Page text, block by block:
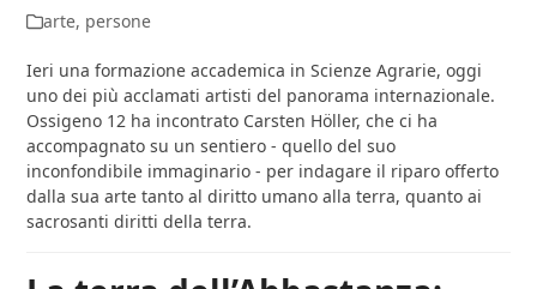
arte, persone
Ieri una formazione accademica in Scienze Agrarie, oggi
uno dei più acclamati artisti del panorama internazionale.
Ossigeno 12 ha incontrato Carsten Höller, che ci ha
accompagnato su un sentiero - quello del suo
inconfondibile immaginario - per indagare il riparo offerto
dalla sua arte tanto al diritto umano alla terra, quanto ai
sacrosanti diritti della terra.